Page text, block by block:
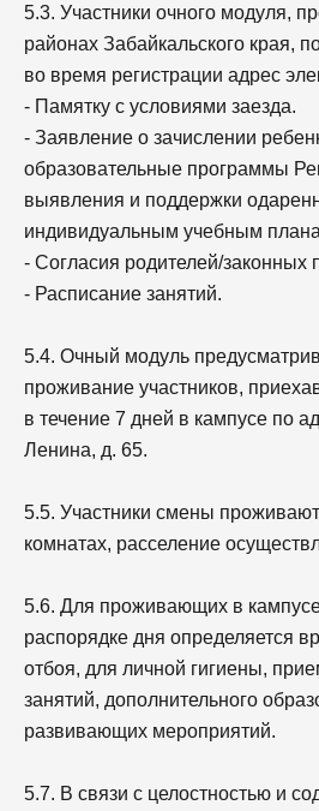
5.3. Участники очного модуля,
районах Забайкальского края,
во время регистрации адрес
- Памятку с условиями заезда.
- Заявление o зачислении
образовательные программы
выявления и поддержки
индивидуальным учебным
- Согласия родителей/законных
- Расписание занятий.
5.4. Очный модуль
проживание участников,
в течение 7 дней в кампусе по
Ленина, д. 65.
5.5. Участники смены
комнатах, расселение
5.6. Для проживающих в
распорядке дня определяется
отбоя, для личной гигиены,
занятий, дополнительного
развивающих мероприятий.
5.7. В связи с целостностью и